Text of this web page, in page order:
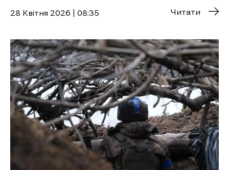
28 Квітня 2026 | 08:35 Читати